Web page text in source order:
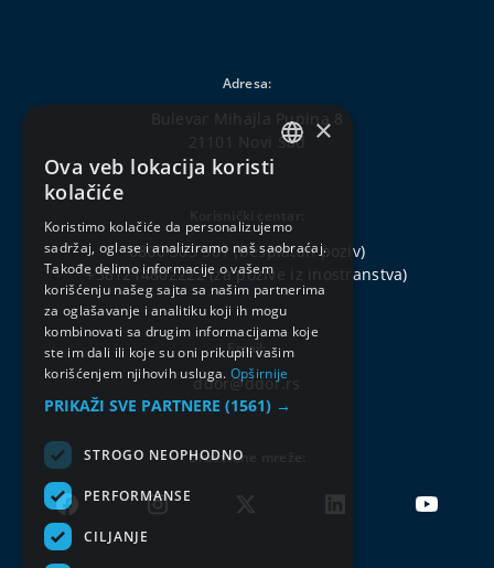
Adresa:
Bulevar Mihajla Pupina 8
21101 Novi Sad
0800 303 301 (besplatan poziv)
+381214802222(za pozive iz inostranstva)
Email:
ddor@ddor.rs
Društvene mreže:
×
Ova veb lokacija koristi
kolačiće
Koristimo kolačiće da personalizujemo
sadržaj, oglase i analiziramo naš saobraćaj.
Takođe delimo informacije o vašem
korišćenju našeg sajta sa našim partnerima
za oglašavanje i analitiku koji ih mogu
kombinovati sa drugim informacijama koje
ste im dali ili koje su oni prikupili vašim
korišćenjem njihovih usluga. Opširnije
PRIKAŽI SVE PARTNERE (1561) →
STROGO NEOPHODNO
PERFORMANSE
CILJANJE